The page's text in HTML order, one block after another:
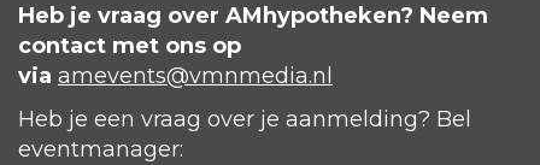
Heb je vraag over AMhypotheken? Neem
contact met ons op
via amevents@vmnmedia.nl
Heb je een vraag over je aanmelding? Bel
eventmanager: